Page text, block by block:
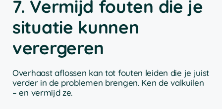
7. Vermijd fouten die je
situatie kunnen
verergeren
Overhaast aflossen kan tot fouten leiden die je juist
verder in de problemen brengen. Ken de valkuilen
– en vermijd ze.